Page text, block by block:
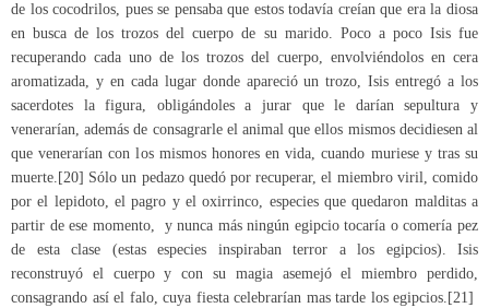
de los cocodrilos, pues se pensaba que estos todavía creían que era la diosa
en busca de los trozos del cuerpo de su marido. Poco a poco Isis fue
recuperando cada uno de los trozos del cuerpo, envolviéndolos en cera
aromatizada, y en cada lugar donde apareció un trozo, Isis entregó a los
sacerdotes la figura, obligándoles a jurar que le darían sepultura y
venerarían, además de consagrarle el animal que ellos mismos decidiesen al
que venerarían con los mismos honores en vida, cuando muriese y tras su
muerte.[20] Sólo un pedazo quedó por recuperar, el miembro viril, comido
por el lepidoto, el pagro y el oxirrinco, especies que quedaron malditas a
partir de ese momento, y nunca más ningún egipcio tocaría o comería pez
de esta clase (estas especies inspiraban terror a los egipcios). Isis
reconstruyó el cuerpo y con su magia asemejó el miembro perdido,
consagrando así el falo, cuya fiesta celebrarían mas tarde los egipcios.[21]